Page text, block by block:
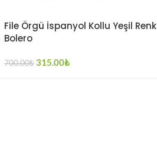
File Örgü İspanyol Kollu Yeşil Renk
Bolero
700.00₺ 315.00₺